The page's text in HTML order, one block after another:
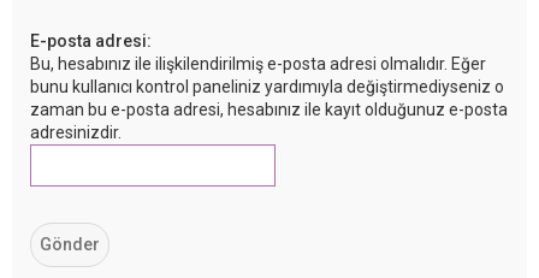
E-posta adresi:
Bu, hesabınız ile ilişkilendirilmiş e-posta adresi olmalıdır. Eğer
bunu kullanıcı kontrol paneliniz yardımıyla değiştirmediyseniz o
zaman bu e-posta adresi, hesabınız ile kayıt olduğunuz e-posta
adresinizdir.